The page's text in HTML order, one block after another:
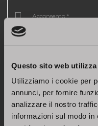
Questo sito web
Utilizziamo i cookie per
annunci, per fornire
analizzare il nostro
informazioni sul modo
Acconsento *
B. Acconsento a che Stosa
telefonici e di posta
per effettuare ricerche di
S.p.A. di comunicarle
iniziative riservate agli